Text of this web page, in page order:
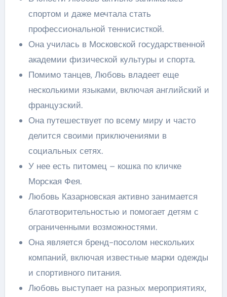
спортом и даже мечтала стать
профессиональной теннисисткой.
Она училась в Московской государственной
академии физической культуры и спорта.
Помимо танцев, Любовь владеет еще
несколькими языками, включая английский и
французский.
Она путешествует по всему миру и часто
делится своими приключениями в
социальных сетях.
У нее есть питомец – кошка по кличке
Морская Фея.
Любовь Казарновская активно занимается
благотворительностью и помогает детям с
ограниченными возможностями.
Она является бренд-посолом нескольких
компаний, включая известные марки одежды
и спортивного питания.
Любовь выступает на разных мероприятиях,